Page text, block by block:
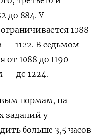
до 884. У
1088
— 1122. В седьмом
от 1088 до 1190
— до 1224.
нормам, на
заданий у
больше 3,5 часов